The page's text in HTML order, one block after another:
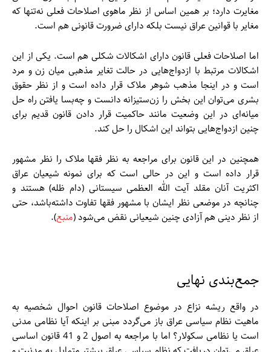
مغایرت دارد؛ بر همین اساس از نظر ماهوی اصلاحات فعلی نه‌تنها که
مغایر با قوانین عراق نیست بلکه دارای ضرورت قانونی هم است.
اما اصلاحات فعلی قانون دارای اشکالات شکلی هم است. یکی از این
اشکالات مرتبط با ازدواج‌هایی در حالت تغایر مذهبی میان زن و مرد
است و در اینجا مذهب شوهر ملاک قرار داده است و از نظر حقوق
بشری می‌توان این بخش را زن‌ستیزانه دانست و چه‌بسا یافتن راه حل
میانه‌ای در این وضعیت مانند حاکمیت قرار دادن قانون قدیم برای
چنین ازدواج‌هایی بتواند این اشکال را حل کند.
همچنین در این قانون برای مراجعه به نظر فقها ملاک را نظر مشهور
قرار داده است و این در حالی است که برای نمونه شیعیان عراق
اکثریت آنان مقلد آیت الله العظمی سیستانی (دام ظله) هستند و
چنانچه در موضعی نظر ایشان با مشهور فقها تفاوت داشته‌باشد، حتی
از نظر دینی هم آزادی چنین شیعیانی نقض می‌شود (منبع).
جمع‌بندی نهایی
در واقع ریشه نزاع در موضوع اصلاحات قانون احوال شخصیه به
ماهیت نظام سیاسی عراق باز می‌گردد مبنی بر اینکه آیا نظامی مدنی
است یا نظامی سکولار؟ اما با مراجعه به اصول 2 و 41 قانون اساسی